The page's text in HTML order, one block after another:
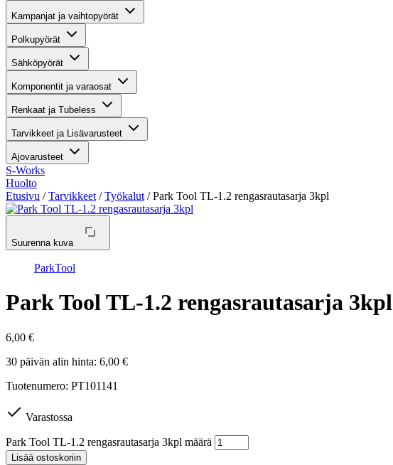
Kampanjat ja vaihtopyörät
Polkupyörät
Sähköpyörät
Komponentit ja varaosat
Renkaat ja Tubeless
Tarvikkeet ja Lisävarusteet
Ajovarusteet
S-Works
Huolto
Etusivu /Tarvikkeet /Työkalut / Park Tool TL-1.2 rengasrautasarja 3kpl
Suurenna kuva
ParkTool
Park Tool TL-1.2 rengasrautasarja 3kpl
6,00 €
30 päivän alin hinta: 6,00 €
Tuotenumero: PT101141
Varastossa
Park Tool TL-1.2 rengasrautasarja 3kpl määrä
Lisää ostoskoriin